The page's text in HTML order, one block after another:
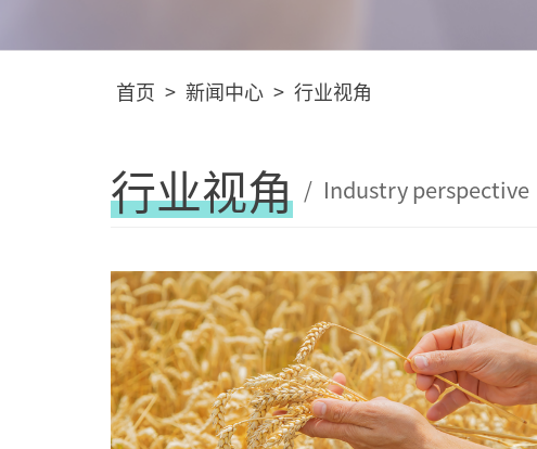
首页 > 新闻中心 > 行业视角
行业视角 / Industry perspective